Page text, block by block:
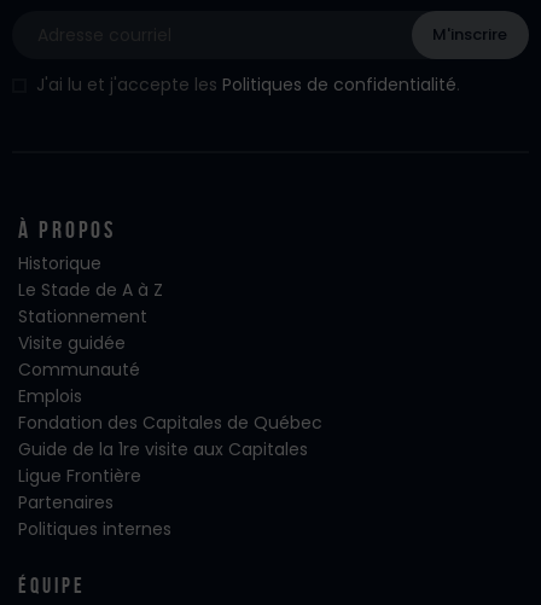
J'ai lu et j'accepte les Politiques de confidentialité.
À propos
Historique
Le Stade de A à Z
Stationnement
Visite guidée
Communauté
Emplois
Fondation des Capitales de Québec
Guide de la 1re visite aux Capitales
Ligue Frontière
Partenaires
Politiques internes
Équipe